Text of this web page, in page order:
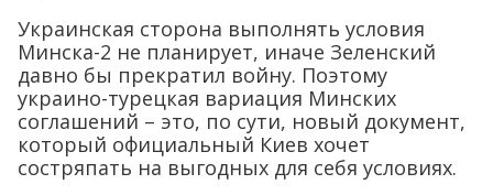
Украинская сторона выполнять условия
Минска-2 не планирует, иначе Зеленский
давно бы прекратил войну. Поэтому
украино-турецкая вариация Минских
соглашений – это, по сути, новый документ,
который официальный Киев хочет
состряпать на выгодных для себя условиях.